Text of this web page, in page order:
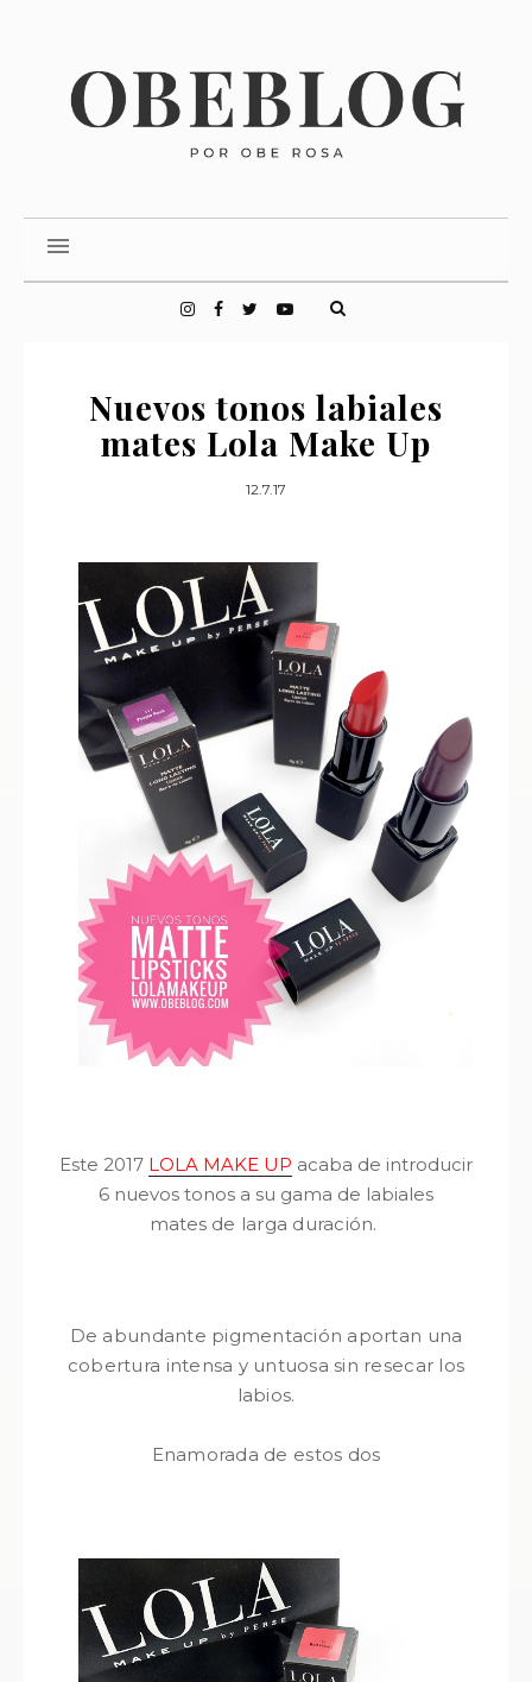
Nuevos tonos labiales
mates Lola Make Up
12.7.17
Este 2017 LOLA MAKE UP acaba de introducir
6 nuevos tonos a su gama de labiales
mates de larga duración.
De abundante pigmentación aportan una
cobertura intensa y untuosa sin resecar los
labios.
Enamorada de estos dos